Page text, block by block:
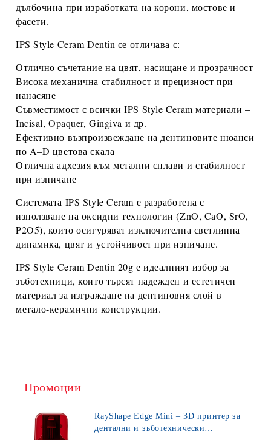
дълбочина при изработката на корони, мостове и
фасети.
IPS Style Ceram Dentin се отличава с:
Отлично съчетание на цвят, насищане и прозрачност
Висока механична стабилност и прецизност при
нанасяне
Съвместимост свсички IPS Style Ceram материали –
Incisal, Opaquer, Gingiva и др.
Ефективно възпроизвеждане на дентиновите нюанси
по A–D цветова скала
Отличнаадхезия към метални сплави и стабилност
при изпичане
Системата IPS Style Ceram е разработена с
използване на оксидни технологии (ZnO, CaO, SrO,
P2O5), които осигуряват изключителна светлинна
динамика, цвят и устойчивост при изпичане.
IPS Style Ceram Dentin 20g е идеалният избор за
зъботехници, които търсят надежден и естетичен
материал за изграждане на дентиновия слой в
метало-керамични конструкции.
Промоции
RayShape Edge Mini – 3D принтер за
дентални и зъботехнически